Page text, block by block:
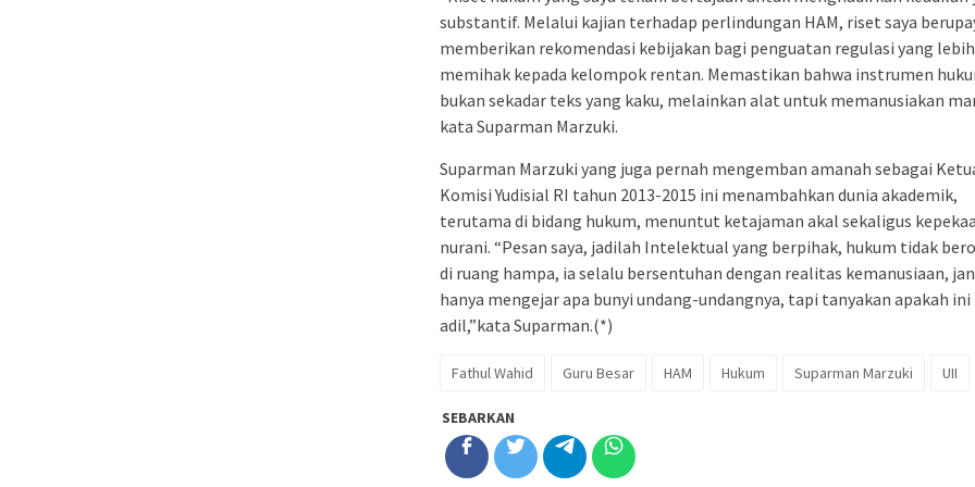
substantif. Melalui kajian terhadap perlindungan HAM, riset saya
memberikan rekomendasi kebijakan bagi penguatan regulasi yang lebih
memihak kepada kelompok rentan. Memastikan bahwa instrumen
bukan sekadar teks yang kaku, melainkan alat untuk memanusiakan
kata Suparman Marzuki.
Suparman Marzuki yang juga pernah mengemban amanah sebagai
Komisi Yudisial RI tahun 2013-2015 ini menambahkan dunia akademik,
terutama di bidang hukum, menuntut ketajaman akal sekaligus
nurani. “Pesan saya, jadilah Intelektual yang berpihak, hukum tidak
di ruang hampa, ia selalu bersentuhan dengan realitas kemanusiaan,
hanya mengejar apa bunyi undang-undangnya, tapi tanyakan apakah ini
adil,”kata Suparman.(*)
Fathul Wahid Guru Besar HAM Hukum Suparman Marzuki UII
SEBARKAN